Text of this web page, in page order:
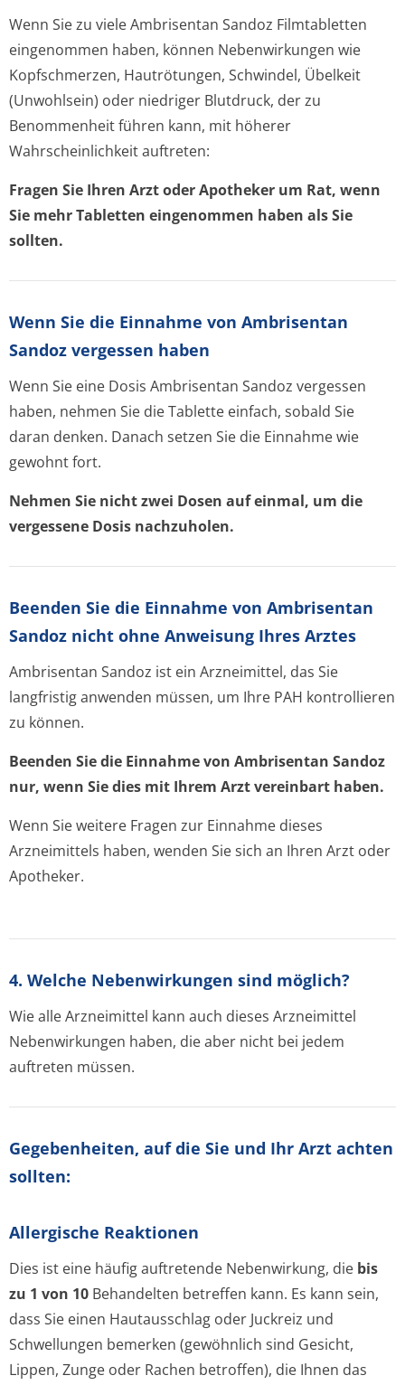
Wenn Sie zu viele Ambrisentan Sandoz Filmtabletten
eingenommen haben, können Nebenwirkungen wie
Kopfschmerzen, Hautrötungen, Schwindel, Übelkeit
(Unwohlsein) oder niedriger Blutdruck, der zu
Benommenheit führen kann, mit höherer
Wahrscheinlichkeit auftreten:
Fragen Sie Ihren Arzt oder Apotheker um Rat, wenn
Sie mehr Tabletten eingenommen haben als Sie
sollten.
Wenn Sie die Einnahme von Ambrisentan
Sandoz vergessen haben
Wenn Sie eine Dosis Ambrisentan Sandoz vergessen
haben, nehmen Sie die Tablette einfach, sobald Sie
daran denken. Danach setzen Sie die Einnahme wie
gewohnt fort.
Nehmen Sie nicht zwei Dosen auf einmal, um die
vergessene Dosis nachzuholen.
Beenden Sie die Einnahme von Ambrisentan
Sandoz nicht ohne Anweisung Ihres Arztes
Ambrisentan Sandoz ist ein Arzneimittel, das Sie
langfristig anwenden müssen, um Ihre PAH kontrollieren
zu können.
Beenden Sie die Einnahme von Ambrisentan Sandoz
nur, wenn Sie dies mit Ihrem Arzt vereinbart haben.
Wenn Sie weitere Fragen zur Einnahme dieses
Arzneimittels haben, wenden Sie sich an Ihren Arzt oder
Apotheker.
4. Welche Nebenwirkungen sind möglich?
Wie alle Arzneimittel kann auch dieses Arzneimittel
Nebenwirkungen haben, die aber nicht bei jedem
auftreten müssen.
Gegebenheiten, auf die Sie und Ihr Arzt achten
sollten:
Allergische Reaktionen
Dies ist eine häufig auftretende Nebenwirkung, die bis
zu 1 von 10 Behandelten betreffen kann. Es kann sein,
dass Sie einen Hautausschlag oder Juckreiz und
Schwellungen bemerken (gewöhnlich sind Gesicht,
Lippen, Zunge oder Rachen betroffen), die Ihnen das